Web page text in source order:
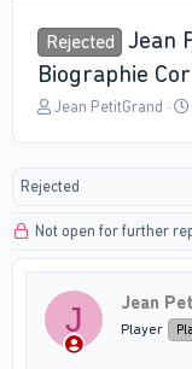
Rejected
Jean
Biographie
T
a
s
t
r
e
Jean PetitGrand
Rejected
Not open for further
J Jean
Player